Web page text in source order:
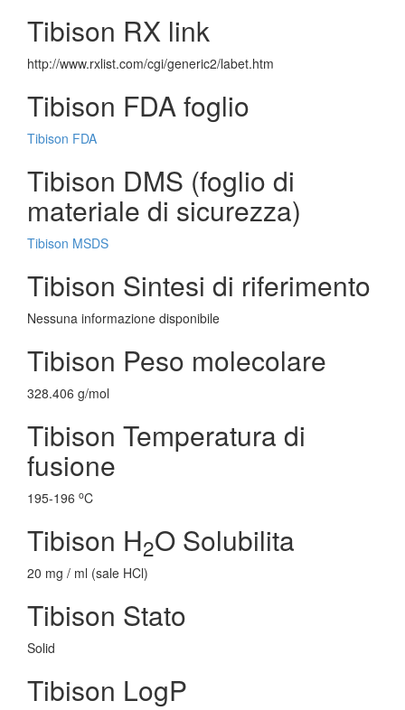
Tibison RX link
http://www.rxlist.com/cgi/generic2/labet.htm
Tibison FDA foglio
Tibison FDA
Tibison DMS (foglio di
materiale di sicurezza)
Tibison MSDS
Tibison Sintesi di riferimento
Nessuna informazione disponibile
Tibison Peso molecolare
328.406 g/mol
Tibison Temperatura di
fusione
195-196 oC
Tibison H2O Solubilita
20 mg / ml (sale HCl)
Tibison Stato
Solid
Tibison LogP